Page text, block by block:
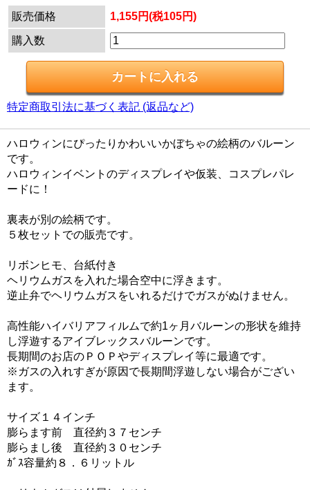
販売価格 1,155円(税105円)
購入数
特定商取引法に基づく表記 (返品など)
ハロウィンにぴったりかわいいかぼちゃの絵柄のバルーン
です。
ハロウィンイベントのディスプレイや仮装、コスプレパレ
ードに！
裏表が別の絵柄です。
５枚セットでの販売です。
リボンヒモ、台紙付き
ヘリウムガスを入れた場合空中に浮きます。
逆止弁でヘリウムガスをいれるだけでガスがぬけません。
高性能ハイバリアフィルムで約1ヶ月バルーンの形状を維持
し浮遊するアイブレックスバルーンです。
長期間のお店のＰＯＰやディスプレイ等に最適です。
※ガスの入れすぎが原因で長期間浮遊しない場合がござい
ます。
サイズ１４インチ
膨らます前 直径約３７センチ
膨らまし後 直径約３０センチ
ｶﾞｽ容量約８．６リットル